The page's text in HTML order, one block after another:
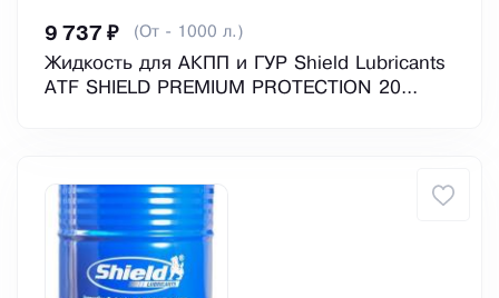
9 737 ₽ (От - 1000 л.)
Жидкость для АКПП и ГУР Shield Lubricants
ATF SHIELD PREMIUM PROTECTION 20...